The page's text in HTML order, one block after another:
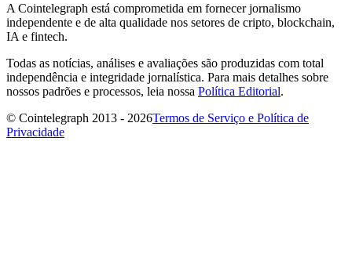
A Cointelegraph está comprometida em fornecer jornalismo
independente e de alta qualidade nos setores de cripto, blockchain,
IA e fintech.
Todas as notícias, análises e avaliações são produzidas com total
independência e integridade jornalística. Para mais detalhes sobre
nossos padrões e processos, leia nossa Política Editorial.
© Cointelegraph 2013 - 2026Termos de Serviço e Política de
Privacidade